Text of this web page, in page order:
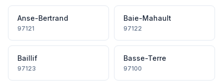
Anse-Bertrand
97121
Baie-Mahault
97122
Baillif
97123
Basse-Terre
97100